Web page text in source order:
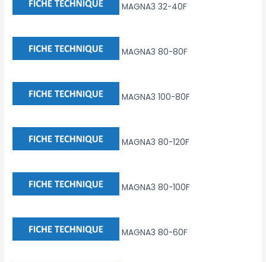
MAGNA3 32-40F
MAGNA3 80-80F
MAGNA3 100-80F
MAGNA3 80-120F
MAGNA3 80-100F
MAGNA3 80-60F